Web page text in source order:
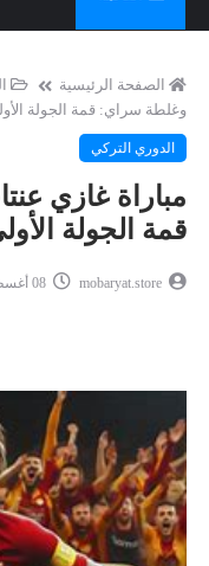
الصفحة الرئيسية
وغلطة سراي: قمة الجولة
الدوري التركي
مباراة غازي
قمة الجولة
mobaryat.store